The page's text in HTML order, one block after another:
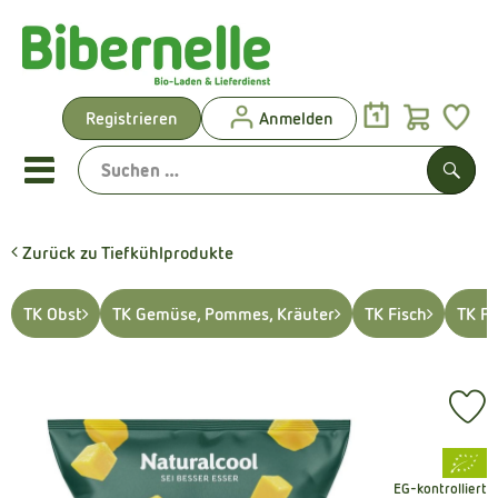
Registrieren Anmelden
Mobiles Menu öffnen oder
Vorgeplante Ökokisten
Shop: Aktionen & Neues
Obst & Gemüse
Brot & Kuchen
Zurück zu Tiefkühlprodukte
TK Obst TK Gemüse, Pommes, Kräuter TK Fisch TK
, Verband:
EG-kontrolliert